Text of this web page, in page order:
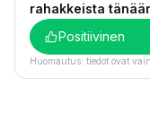
rahakkeista
Positiivinen
Huomautus: tiedot ovat